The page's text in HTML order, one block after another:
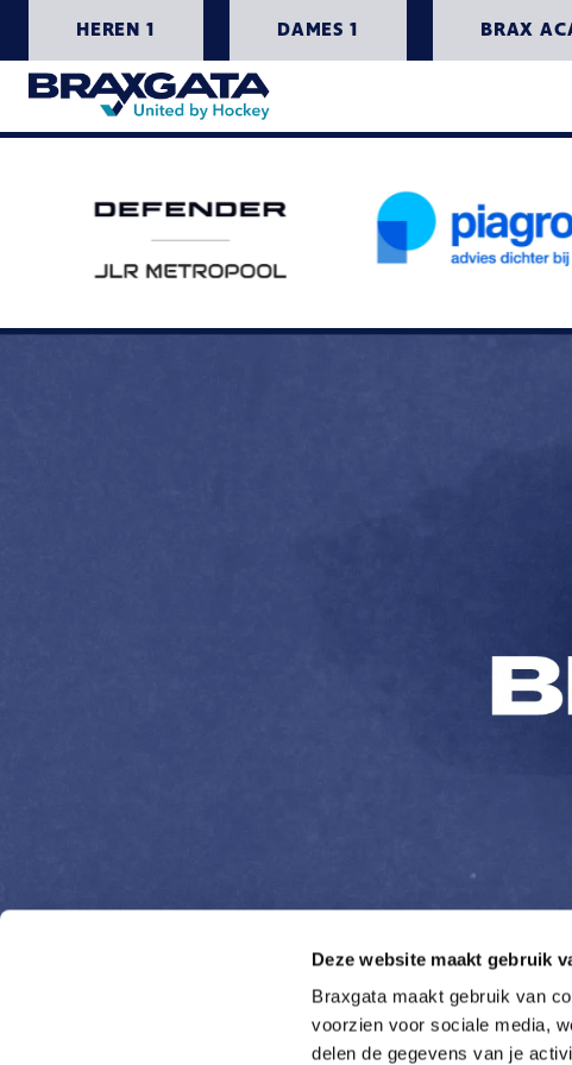
Deze website maakt gebruik
Braxgata maakt gebruik van
voorzien voor sociale media,
delen de gegevens van je
HEREN 1 DAMES 1 BRAX